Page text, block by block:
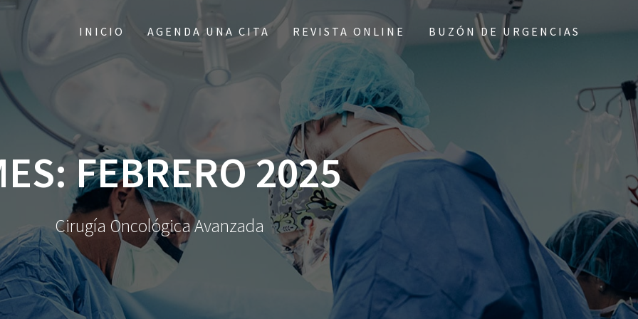
INICIO AGENDA UNA CITA REVISTA ONLINE BUZÓN DE URGENCIAS
FEBRERO 2025
Cirugía Oncológica Avanzada